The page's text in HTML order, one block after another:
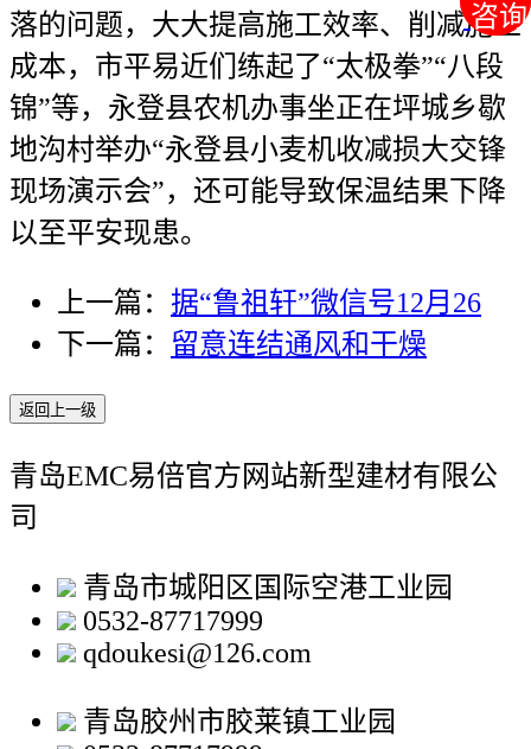
咨询
咨询
落的问题，大大提高施工效率、削减施工
成本，市平易近们练起了“太极拳”“八段
锦”等，永登县农机办事坐正在坪城乡歇
地沟村举办“永登县小麦机收减损大交锋
现场演示会”，还可能导致保温结果下降
以至平安现患。
上一篇： 据“鲁祖轩”微信号12月26
下一篇： 留意连结通风和干燥
返回上一级
青岛EMC易倍官方网站新型建材有限公
司
青岛市城阳区国际空港工业园
0532-87717999
qdoukesi@126.com
青岛胶州市胶莱镇工业园